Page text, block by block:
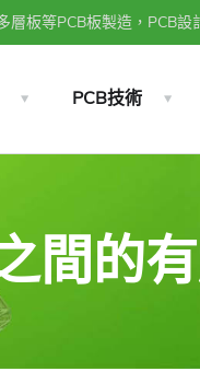
板等PCB板製造，PCB設
PCB技術
間的